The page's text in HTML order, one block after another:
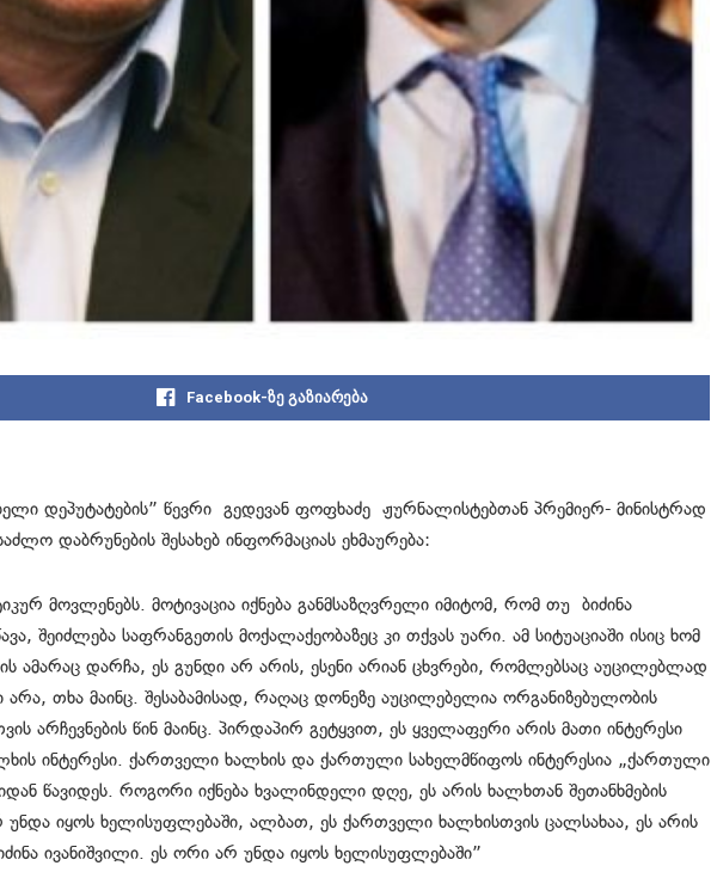
Facebook-ზე გაზიარება
დეპუტატების” წევრი გედევან ფოფხაძე ჟურნალისტებთან პრემიერ- მინისტრად
დაბრუნების შესახებ ინფორმაციას ეხმაურება:
მოვლენებს. მოტივაცია იქნება განმსაზღვრელი იმიტომ, რომ თუ ბიძინა
შეიძლება საფრანგეთის მოქალაქეობაზეც კი თქვას უარი. ამ სიტუაციაში ისიც ხომ
ამარაც დარჩა, ეს გუნდი არ არის, ესენი არიან ცხვრები, რომლებსაც აუცილებლად
თხა მაინც. შესაბამისად, რაღაც დონეზე აუცილებელია ორგანიზებულობის
არჩევნების წინ მაინც. პირდაპირ გეტყვით, ეს ყველაფერი არის მათი ინტერესი
ინტერესი. ქართველი ხალხის და ქართული სახელმწიფოს ინტერესია „ქართული
წავიდეს. როგორი იქნება ხვალინდელი დღე, ეს არის ხალხთან შეთანხმების
უნდა იყოს ხელისუფლებაში, ალბათ, ეს ქართველი ხალხისთვის ცალსახაა, ეს არის
ივანიშვილი. ეს ორი არ უნდა იყოს ხელისუფლებაში”